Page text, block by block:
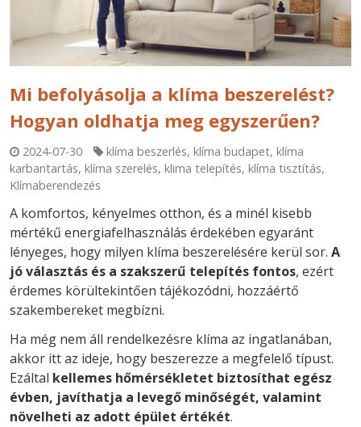
Mi befolyásolja a klíma beszerelést?
Hogyan oldhatja meg egyszerűen?
2024-07-30 klíma beszerlés,klíma budapet,klíma
karbantartás, klíma szerelés, klima telepítés, klíma tisztítás,
Klímaberendezés
A komfortos, kényelmes otthon, és a minél kisebb
mértékű energiafelhasználás érdekében egyaránt
lényeges, hogy milyen klíma beszerelésére kerül sor. A
jó választás és a szakszerű telepítés fontos, ezért
érdemes körültekintően tájékozódni, hozzáértő
szakembereket megbízni.
Ha még nem áll rendelkezésre klíma az ingatlanában,
akkor itt az ideje, hogy beszerezze a megfelelő típust.
Ezáltal kellemes hőmérsékletet biztosíthat egész
évben, javíthatja a levegő minőségét, valamint
növelheti az adott épület értékét.